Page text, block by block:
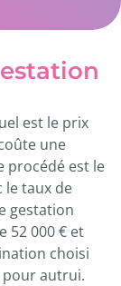
est le prix
une
procédé est le
le taux de
gestation
52 000 € et
choisi
autrui.